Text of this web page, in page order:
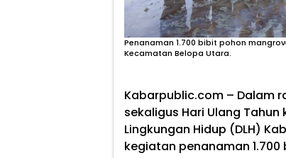
Penanaman 1.700 bibit pohon
Kecamatan Belopa Utara.
Kabarpublic.com – Dalam
sekaligus Hari Ulang
Lingkungan Hidup (DLH)
kegiatan penanaman